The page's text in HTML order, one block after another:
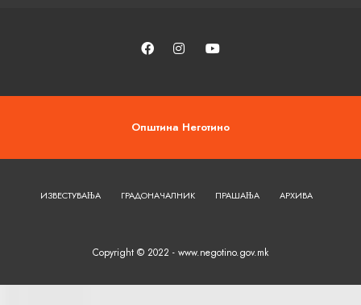
Општина Неготино
ИЗВЕСТУВАЊА ГРАДОНАЧАЛНИК ПРАШАЊА АРХИВА
Copyright © 2022 - www.negotino.gov.mk